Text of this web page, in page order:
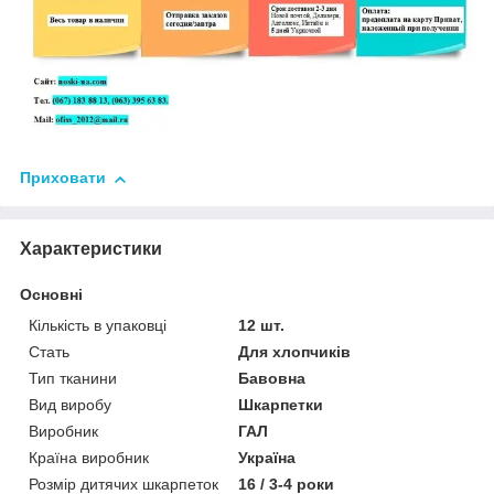
Приховати
Характеристики
Основні
Кількість в упаковці
12 шт.
Стать
Для хлопчиків
Тип тканини
Бавовна
Вид виробу
Шкарпетки
Виробник
ГАЛ
Країна виробник
Україна
Розмір дитячих шкарпеток
16 / 3-4 роки